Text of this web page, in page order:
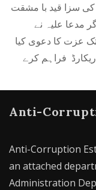
سزا قید با مشقت
مدعا علیہ نے
عزت کا دعوی کیا
فراہم کرے
Anti-
Anti-Corruption
an attached
Administration